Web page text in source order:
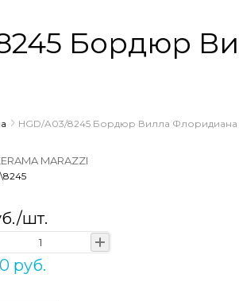
8245 Бордюр
HGD/A03/8245 Бордюр Вилла Флоридиана
MARAZZI
шт.
руб.